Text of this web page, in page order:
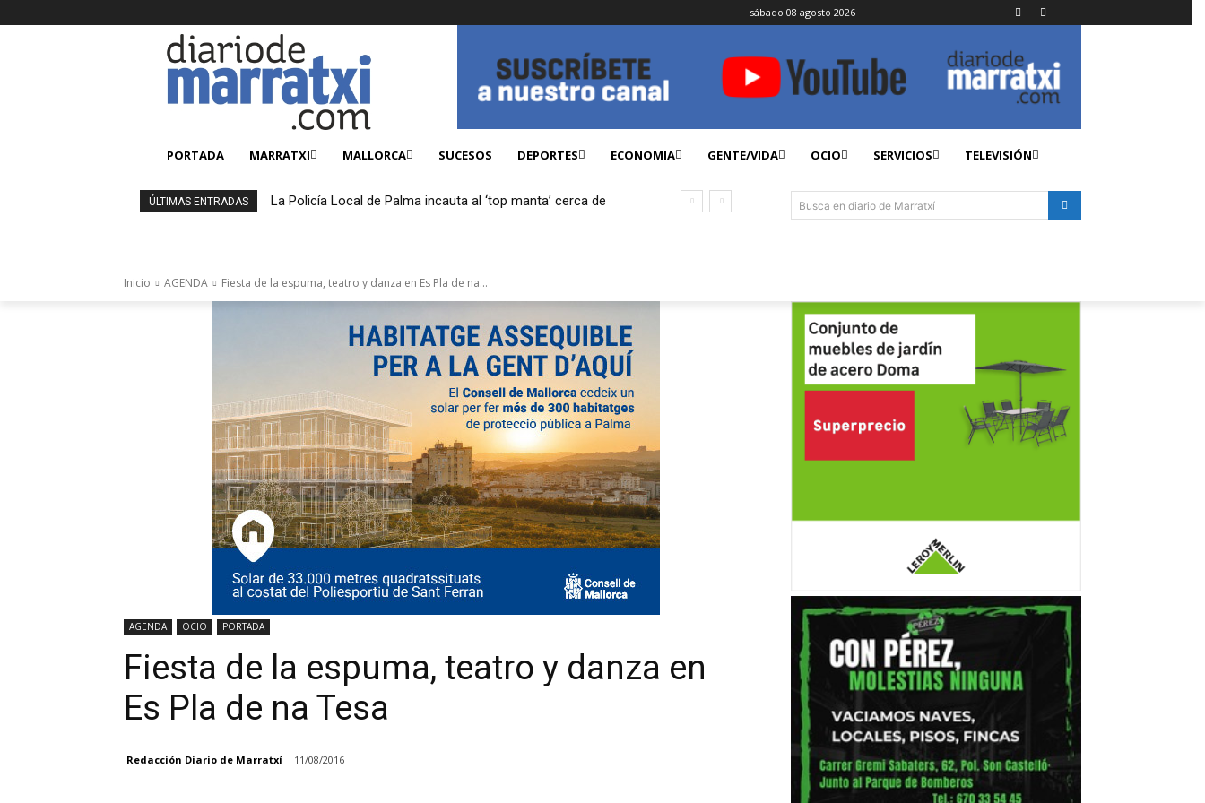
sábado 08 agosto 2026
PORTADA MARRATXI MALLORCA SUCESOS DEPORTES ECONOMIA GENTE/VIDA OCIO SERVICIOS TELEVISIÓN
ÚLTIMAS ENTRADAS
La Policía Local de Palma incauta al ‘top manta’ cerca de
Busca en diario de Marratxí
Inicio AGENDA Fiesta de la espuma, teatro y danza en Es Pla de na...
AGENDA OCIO PORTADA
Fiesta de la espuma, teatro y danza en
Es Pla de na Tesa
Redacción Diario de Marratxí 11/08/2016